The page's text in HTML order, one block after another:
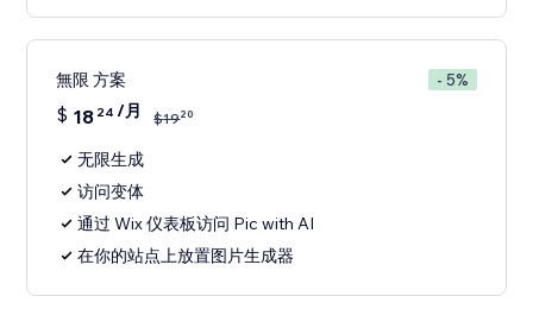
無限 方案 - 5%
$ 18 24 /月 $1920
无限生成
访问变体
通过 Wix 仪表板访问 Pic with AI
在你的站点上放置图片生成器